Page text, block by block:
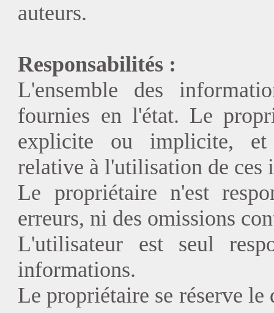
auteurs.
Responsabilités :
L'ensemble des
fournies en l'état. Le
explicite ou implicite, et
relative à l'utilisation de ces
Le propriétaire n'est
erreurs, ni des omissions
L'utilisateur est seul
informations.
Le propriétaire se réserve